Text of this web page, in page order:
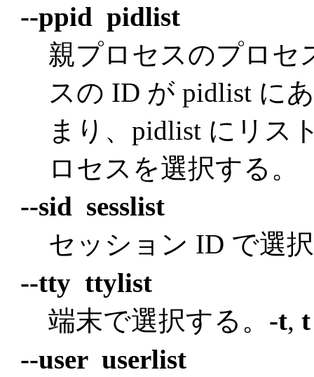
--ppid pidlist
親プロセスのプロセ
スの ID が pidlist に
まり、pidlist にリス
ロセスを選択する。
--sid sesslist
セッション ID で選
--tty ttylist
端末で選択する。 -t,t
--user userlist